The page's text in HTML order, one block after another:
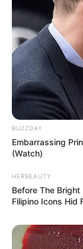
BUZZDAY
Embarrassing
(Watch)
HERBEAUTY
Before The
Filipino Icons Hid